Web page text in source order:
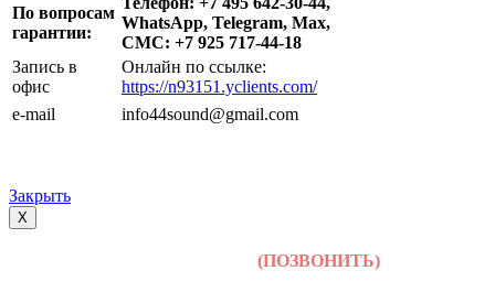
По вопросам
гарантии:
WhatsApp, Telegram, Max,
СМС: +7 925 717-44-18
Запись в
офис
Онлайн по ссылке:
https://n93151.yclients.com/
e-mail
info44sound@gmail.com
Закрыть
X
(ПОЗВОНИТЬ)